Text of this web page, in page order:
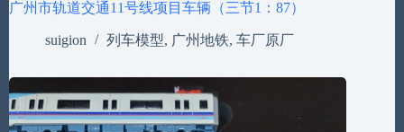
广州市轨道交通11号线项目车辆（三节1：87）
suigion 列车模型, 广州地铁, 车厂原厂